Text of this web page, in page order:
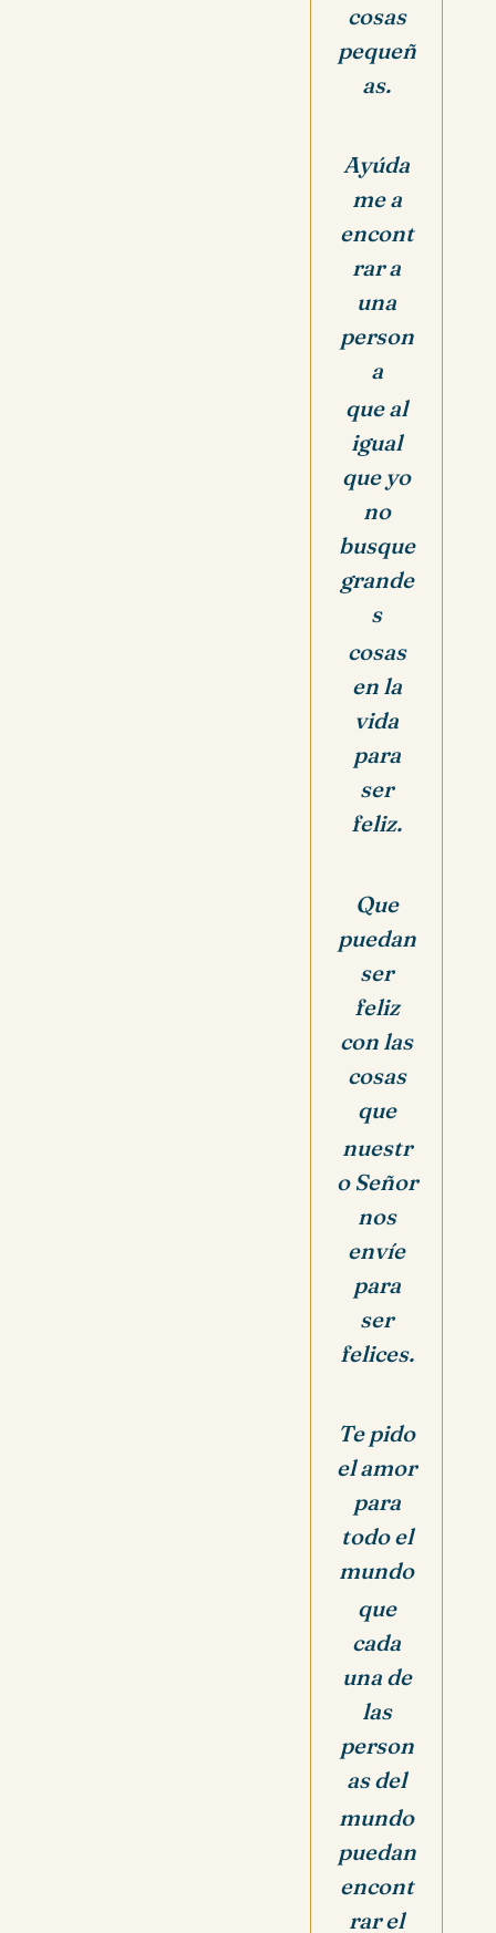
cosas
pequeñ
as.
Ayúda
me a
encont
rar a
una
person
a
que al
igual
que yo
no
busque
grande
s
cosas
en la
vida
para
ser
feliz.
Que
puedan
ser
feliz
con las
cosas
que
nuestr
o Señor
nos
envíe
para
ser
felices.
Te pido
el amor
para
todo el
mundo
que
cada
una de
las
person
asdel
mundo
puedan
encont
rar el